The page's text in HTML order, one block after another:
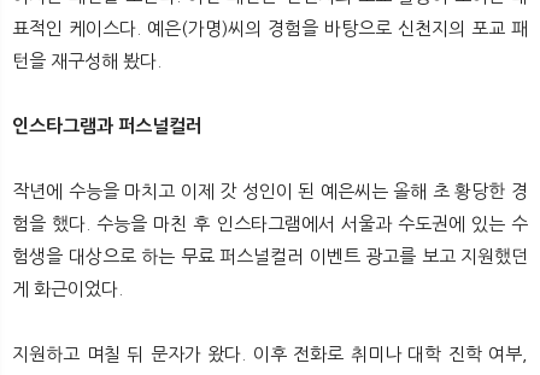
뉴 색
표적인 케이스다. 예은(가명)씨의 경험을 바탕으로 신천지의 포교 패
턴을 재구성해 봤다.
인스타그램과 퍼스널컬러
작년에 수능을 마치고 이제 갓 성인이 된 예은씨는 올해 초 황당한 경
험을 했다. 수능을 마친 후 인스타그램에서 서울과 수도권에 있는 수
험생을 대상으로 하는 무료 퍼스널컬러 이벤트 광고를 보고 지원했던
게 화근이었다.
지원하고 며칠 뒤 문자가 왔다. 이후 전화로 취미나 대학 진학 여부,